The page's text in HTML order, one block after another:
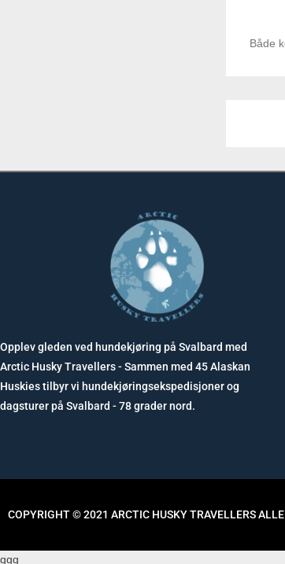
Både
Opplev gleden ved hundekjøring på Svalbard med
Arctic Husky Travellers - Sammen med 45 Alaskan
Huskies tilbyr vi hundekjøringsekspedisjoner og
dagsturer på Svalbard - 78 grader nord.
COPYRIGHT © 2021 ARCTIC HUSKY TRAVELLERS
ggg